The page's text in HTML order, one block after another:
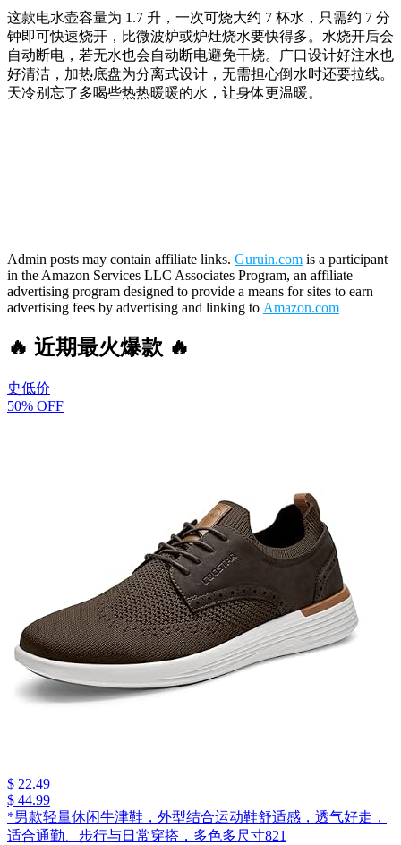
这款电水壶容量为 1.7 升，一次可烧大约 7 杯水，只需约 7 分
钟即可快速烧开，比微波炉或炉灶烧水要快得多。水烧开后会
自动断电，若无水也会自动断电避免干烧。广口设计好注水也
好清洁，加热底盘为分离式设计，无需担心倒水时还要拉线。
天冷别忘了多喝些热热暖暖的水，让身体更温暖。
Admin posts may contain affiliate links. Guruin.com is a participant
in the Amazon Services LLC Associates Program, an affiliate
advertising program designed to provide a means for sites to earn
advertising fees by advertising and linking to Amazon.com
🔥 近期最火爆款 🔥
史低价
50% OFF
$ 22.49
$ 44.99
*男款轻量休闲牛津鞋，外型结合运动鞋舒适感，透气好走，
适合通勤、步行与日常穿搭，多色多尺寸821